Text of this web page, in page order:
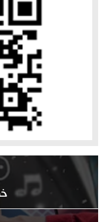
خدمات إلكترونية